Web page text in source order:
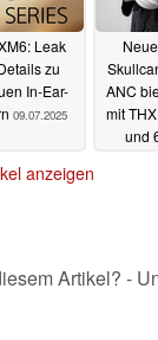
Leak
zu
In-Ear-
09.07.2025
ANC
mit
und
anzeigen
Artikel? -